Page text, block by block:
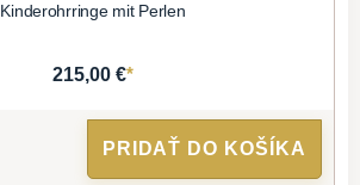
Kinderohrringe mit Perlen
215,00 €*
PRIDAŤ DO KOŠÍKA